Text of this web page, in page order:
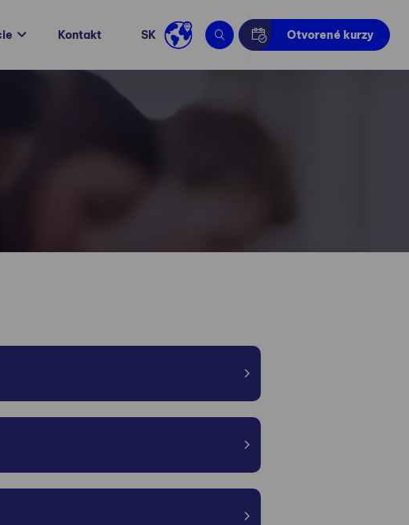
Kontakt SK Otvorené kurzy